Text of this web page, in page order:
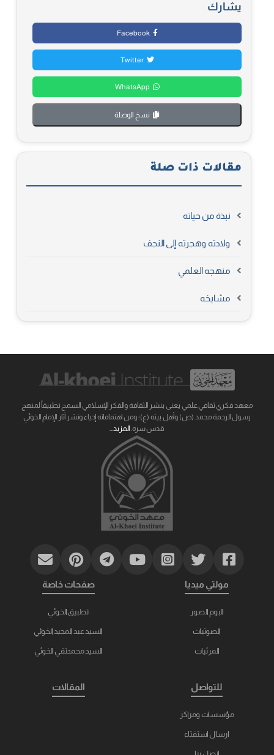
يشارك
Facebook
Twitter
WhatsApp
نسخ الوصلة
مقالات ذات صلة
نبذة من حياته
ولادته وهجرته إلى النجف
منهجه العلمي
مشايخه
معهد فكري ثقافي علمي يعنى بنشر الثقافة والفكر الإسلامي السمح تطبيقاً لمنهج
رسول الرحمة محمد (ص) وأهل بيته (ع)؛ ومن اهتماماته إحياء ونشر آثار الإمام الخوئي
قدس سره. المزيد...
مولتي ميديا
البوم الصور
الصوتيات
المرئيات
صفحات خاصة
تطبيق الخوئي
السيد عبد المجيد الخوئي
السيد محمدتقي الخوئي
للتواصل
مؤسسات ومراكز
ارسال استفتاء
المقالات